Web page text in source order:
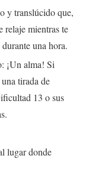
y translúcido que,
relaje mientras te
una hora.
¡Un alma! Si
tirada de
13 o sus
lugar donde